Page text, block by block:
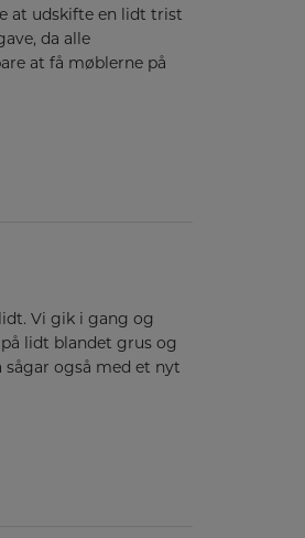
at udskifte en lidt trist
da alle
at få møblerne på
Vi gik i gang og
lidt blandet grus og
sågar også med et nyt